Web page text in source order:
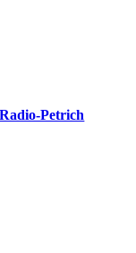
Radio-Petrich